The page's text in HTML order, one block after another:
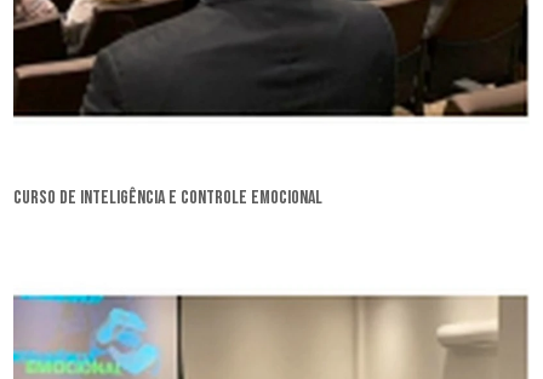
curso de inteligência e controle emocional